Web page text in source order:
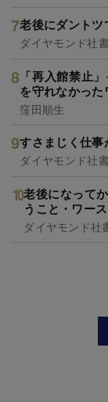
老後にダントツ
ダイヤモンド社
「再入館禁止
を守れなかった
窪田順生
すさまじく仕事
ダイヤモンド社
老後になって
うこと・ワー
ダイヤモンド社